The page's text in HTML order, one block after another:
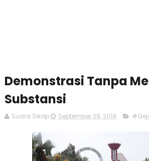
Demonstrasi Tanpa
Substansi
Suara Sikap September 29, 2019